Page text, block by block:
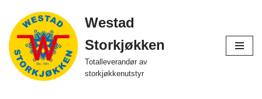
Hopp
til
innholdet
Westad
Storkjøkken
Totalleverandør av
storkjøkkenutstyr